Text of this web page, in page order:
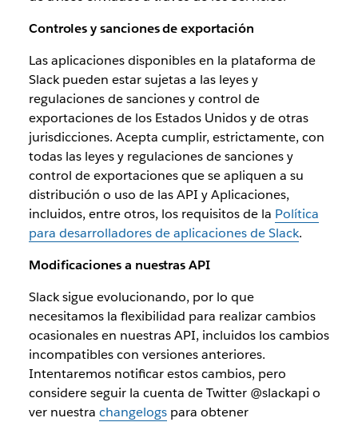
Controles y sanciones de exportación
Las aplicaciones disponibles en la plataforma de
Slack pueden estar sujetas a las leyes y
regulaciones de sanciones y control de
exportaciones de los Estados Unidos y de otras
jurisdicciones. Acepta cumplir, estrictamente, con
todas las leyes y regulaciones de sanciones y
control de exportaciones que se apliquen a su
distribución o uso de las API y Aplicaciones,
incluidos, entre otros, los requisitos de la Política
para desarrolladores de aplicaciones de Slack.
Modificaciones a nuestras API
Slack sigue evolucionando, por lo que
necesitamos la flexibilidad para realizar cambios
ocasionales en nuestras API, incluidos los cambios
incompatibles con versiones anteriores.
Intentaremos notificar estos cambios, pero
considere seguir la cuenta de Twitter @slackapi o
ver nuestra changelogspara obtener